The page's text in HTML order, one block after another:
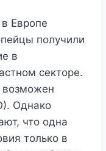
Европе
получили
в
секторе.
возможен
Однако
что одна
только в